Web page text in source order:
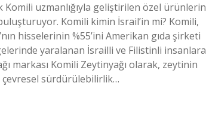
Komili uzmanlığıyla geliştirilen özel ürünlerin
Komili kimin İsrail’in mi? Komili,
hisselerinin %55’ini Amerikan gıda şirketi
yaralanan İsrailli ve Filistinli insanlara
markası Komili Zeytinyağı olarak, zeytinin
çevresel sürdürülebilirlik…